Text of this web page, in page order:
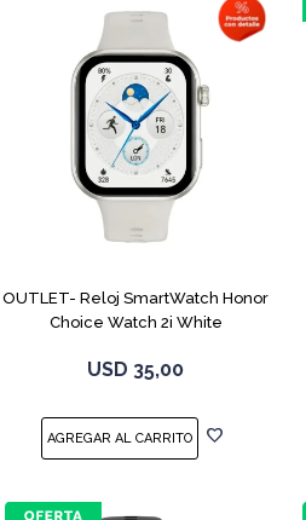
OUTLET- Reloj SmartWatch Honor
Choice Watch 2i White
USD 35,00